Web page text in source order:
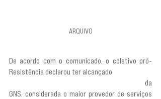
ARQUIVO
De acordo com o comunicado, o coletivo pró-
Resistência declarou ter alcançado
da
GNS, considerada o maior provedor de serviços